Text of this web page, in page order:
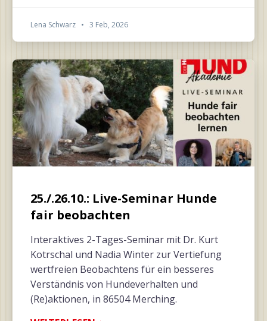
Lena Schwarz • 3 Feb, 2026
25./.26.10.: Live-Seminar Hunde
fair beobachten
Interaktives 2-Tages-Seminar mit Dr. Kurt
Kotrschal und Nadia Winter zur Vertiefung
wertfreien Beobachtens für ein besseres
Verständnis von Hundeverhalten und
(Re)aktionen, in 86504 Merching.